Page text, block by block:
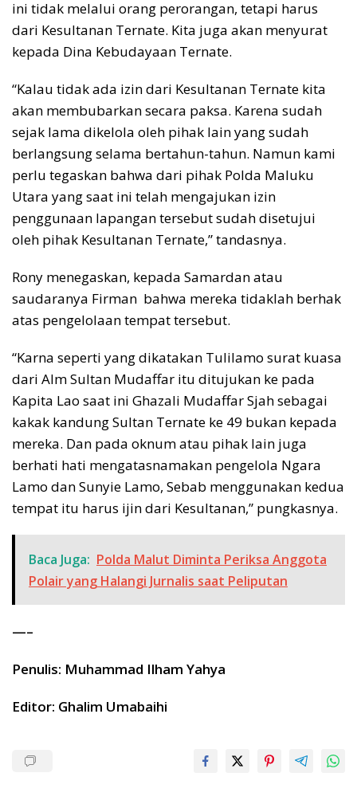
ini tidak melalui orang perorangan, tetapi harus
dari Kesultanan Ternate. Kita juga akan menyurat
kepada Dina Kebudayaan Ternate.
“Kalau tidak ada izin dari Kesultanan Ternate kita
akan membubarkan secara paksa. Karena sudah
sejak lama dikelola oleh pihak lain yang sudah
berlangsung selama bertahun-tahun. Namun kami
perlu tegaskan bahwa dari pihak Polda Maluku
Utara yang saat ini telah mengajukan izin
penggunaan lapangan tersebut sudah disetujui
oleh pihak Kesultanan Ternate,” tandasnya.
Rony menegaskan, kepada Samardan atau
saudaranya Firman bahwa mereka tidaklah berhak
atas pengelolaan tempat tersebut.
“Karna seperti yang dikatakan Tulilamo surat kuasa
dari Alm Sultan Mudaffar itu ditujukan ke pada
Kapita Lao saat ini Ghazali Mudaffar Sjah sebagai
kakak kandung Sultan Ternate ke 49 bukan kepada
mereka. Dan pada oknum atau pihak lain juga
berhati hati mengatasnamakan pengelola Ngara
Lamo dan Sunyie Lamo, Sebab menggunakan kedua
tempat itu harus ijin dari Kesultanan,” pungkasnya.
Baca Juga: Polda Malut Diminta Periksa Anggota
Polair yang Halangi Jurnalis saat Peliputan
—–
Penulis: Muhammad Ilham Yahya
Editor: Ghalim Umabaihi